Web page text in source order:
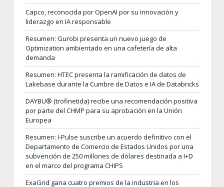
Capco, reconocida por OpenAI por su innovación y
liderazgo en IA responsable
Resumen: Gurobi presenta un nuevo juego de
Optimization ambientado en una cafetería de alta
demanda
Resumen: HTEC presenta la ramificación de datos de
Lakebase durante la Cumbre de Datos e IA de Databricks
DAYBU® (trofinetida) recibe una recomendación positiva
por parte del CHMP para su aprobación en la Unión
Europea
Resumen: I-Pulse suscribe un acuerdo definitivo con el
Departamento de Comercio de Estados Unidos por una
subvención de 250 millones de dólares destinada a I+D
en el marco del programa CHIPS
ExaGrid gana cuatro premios de la industria en los